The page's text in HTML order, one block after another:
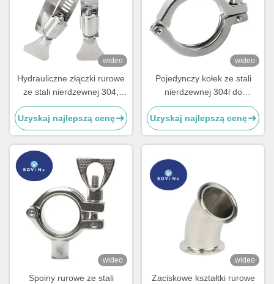
wideo
Hydrauliczne złączki rurowe
ze stali nierdzewnej 304,
podwójne, z tworzywa
sztucznego i metalu, do
dużych obciążeń
Uzyskaj najlepszą cenę
wideo
Pojedynczy kołek ze stali
nierdzewnej 304l do
połączeń rurowych,
sanitarne zaciski ze stali
nierdzewnej
Uzyskaj najlepszą cenę
wideo
Spoiny rurowe ze stali
wideo
Zaciskowe kształtki rurowe